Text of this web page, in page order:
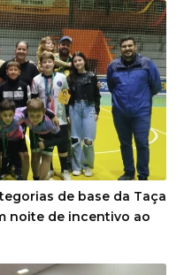
de base da Taça
noite de incentivo ao